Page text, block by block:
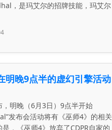
，是玛艾尔的招牌技能，玛艾尔
明晚9点半的虚幻引擎活动
，明晚（6月3日）9点半开始
发布会活动将有《巫师4》的相关
，《巫师4》放弃了CDPR自家的